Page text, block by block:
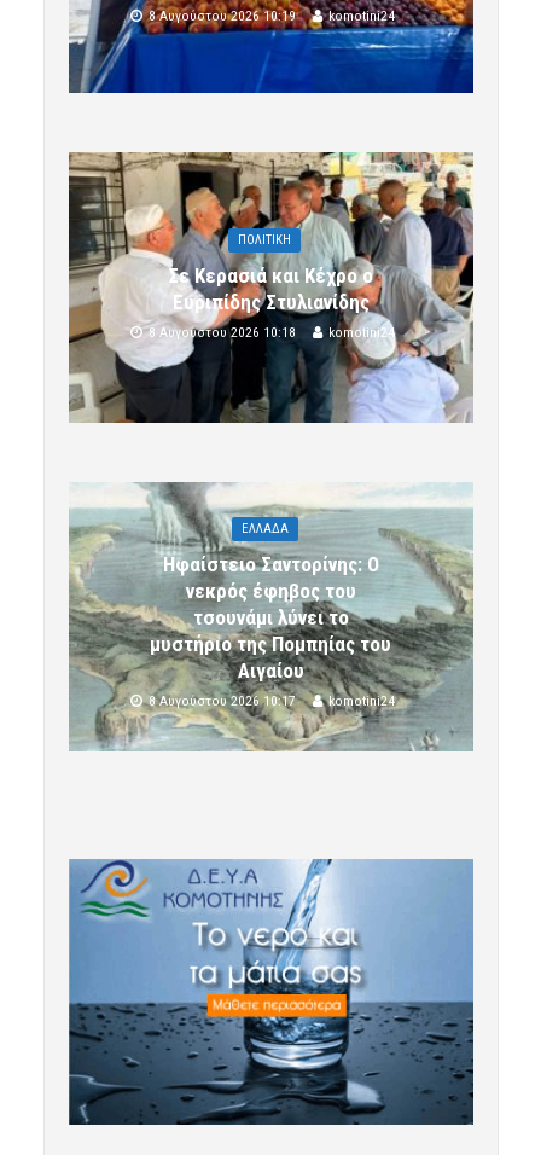
8 Αυγούστου 2026 10:19 komotini24
ΠΟΛΙΤΙΚΗ
Σε Κερασιά και Κέχρο ο
Ευριπίδης Στυλιανίδης
8 Αυγούστου 2026 10:18 komotini24
ΕΛΛΑΔΑ
Ηφαίστειο Σαντορίνης: Ο
νεκρός έφηβος του
τσουνάμι λύνει το
μυστήριο της Πομπηίας του
Αιγαίου
8 Αυγούστου 2026 10:17 komotini24